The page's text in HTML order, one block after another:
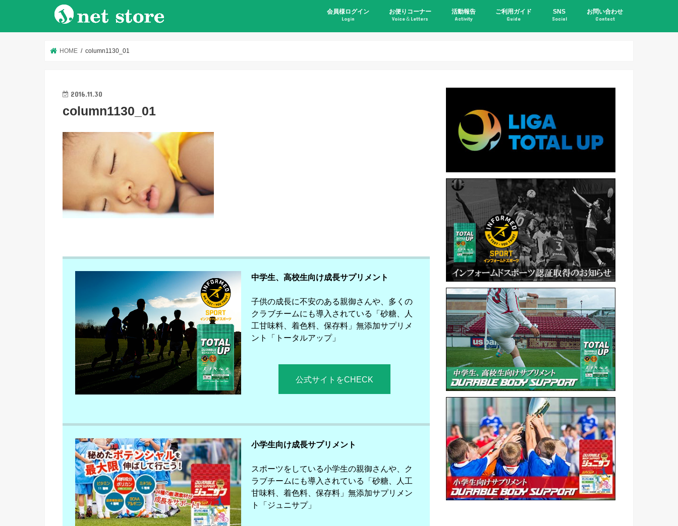
会員様ログイン
Login
お便りコーナー
Voice＆Letters
活動報告
Activity
ご利用ガイド
Guide
SNS
Social
お問い合わせ
Contact
HOME column1130_01
2016.11.30
column1130_01
中学生、高校生向け成長サプリメント
子供の成長に不安のある親御さんや、多くの
クラブチームにも導入されている「砂糖、人
工甘味料、着色料、保存料」無添加サプリメ
ント「トータルアップ」
公式サイトをCHECK
小学生向け成長サプリメント
スポーツをしている小学生の親御さんや、ク
ラブチームにも導入されている「砂糖、人工
甘味料、着色料、保存料」無添加サプリメン
ト「ジュニサプ」